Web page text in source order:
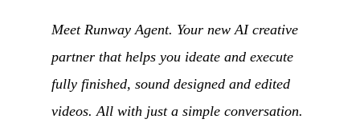
Meet Runway Agent. Your new AI creative
partner that helps you ideate and execute
fully finished, sound designed and edited
videos. All with just a simple conversation.